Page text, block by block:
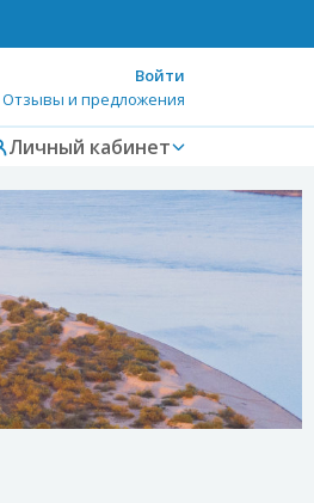
Войти
Отзывы и предложения
Личный кабинет